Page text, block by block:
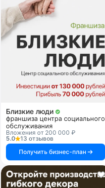
Близкие люди
франшиза центра социального
обслуживания
Вложения от 200 000 ₽
5.0
13 отзывов
Получить бизнес-план